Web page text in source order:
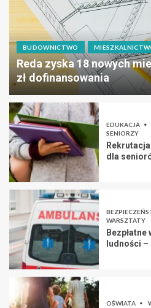
BUDOWNICTWO
Reda zyska 18 nowych
zł dofinansowania
EDUKACJA
SENIORZY
dla
WARSZTATY
ludności
OŚWIATA